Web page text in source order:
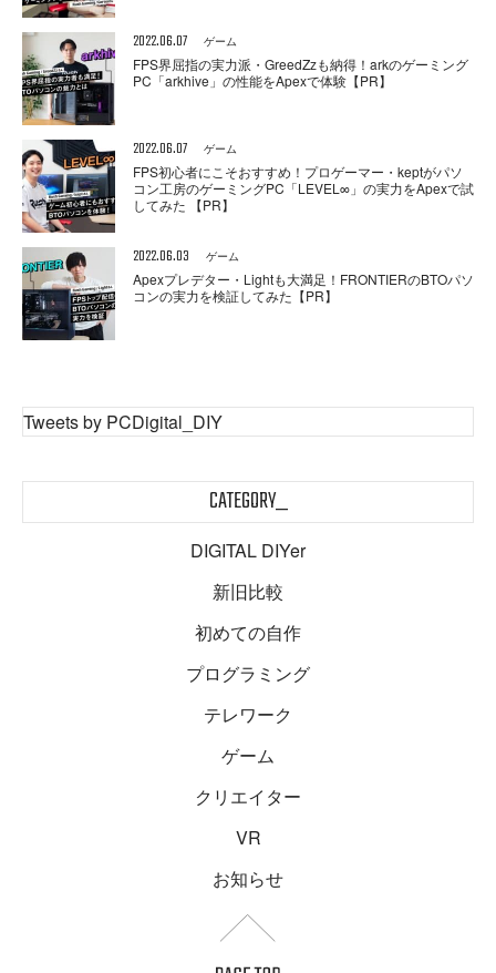
2022.06.07 ゲーム
FPS界屈指の実力派・GreedZzも納得！arkのゲーミング
PC「arkhive」の性能をApexで体験【PR】
2022.06.07 ゲーム
FPS初心者にこそおすすめ！プロゲーマー・keptがパソ
コン工房のゲーミングPC「LEVEL∞」の実力をApexで試
してみた 【PR】
2022.06.03 ゲーム
Apexプレデター・Lightも大満足！FRONTIERのBTOパソ
コンの実力を検証してみた【PR】
Tweets by PCDigital_DIY
CATEGORY_
DIGITAL DIYer
新旧比較
初めての自作
プログラミング
テレワーク
ゲーム
クリエイター
VR
お知らせ